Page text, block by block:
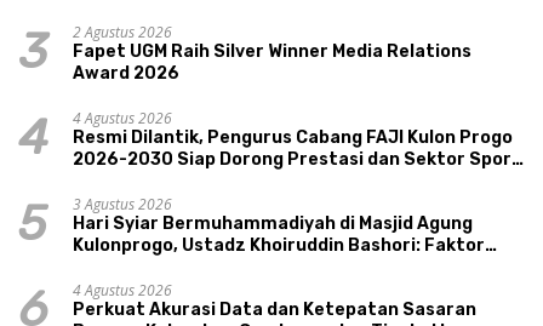
3
2 Agustus 2026
Fapet UGM Raih Silver Winner Media Relations
Award 2026
4
4 Agustus 2026
Resmi Dilantik, Pengurus Cabang FAJI Kulon Progo
2026-2030 Siap Dorong Prestasi dan Sektor Sport
5
3 Agustus 2026
Hari Syiar Bermuhammadiyah di Masjid Agung
Kulonprogo, Ustadz Khoiruddin Bashori: Faktor
6
4 Agustus 2026
Perkuat Akurasi Data dan Ketepatan Sasaran